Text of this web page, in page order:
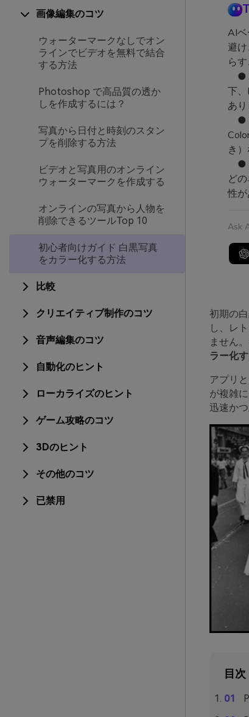
画像編集のコツ
ウォーターマークなしでオン
ラインでビデオを無料で結合
する方法
Photoshop で高品質の透か
しを作成するには？
写真から日付と時刻のスタン
プを削除する方法
ビデオと写真用のオンライン
ウォーターマークを作成する
オンラインの写真から人物を
削除できるツールTop 10
初心者向けガイド 白黒写真
をカラー化する方法
比較
クリエイティブ制作のコツ
音声編集のコツ
自動化のヒント
ローカライズのヒント
ゲーム攻略のコツ
3Dのヒント
その他のコツ
已禁用
AIベ
避
ら
●
下
あり
●
き
●
ど
性が
Ask
初期の
し、レ
ません
ラー化
アプリ
が複雑
迅速か
目次